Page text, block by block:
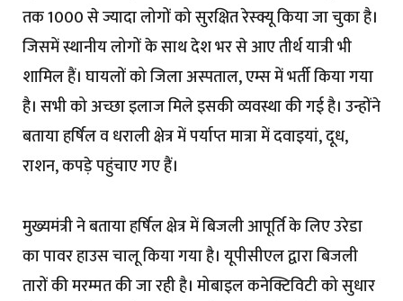
तक 1000 से ज्यादा लोगों को सुरक्षित रेस्क्यू किया जा चुका है।
जिसमें स्थानीय लोगों के साथ देश भर से आए तीर्थ यात्री भी
शामिल हैं। घायलों को जिला अस्पताल, एम्स में भर्ती किया गया
है। सभी को अच्छा इलाज मिले इसकी व्यवस्था की गई है। उन्होंने
बताया हर्षिल व धराली क्षेत्र में पर्याप्त मात्रा में दवाइयां, दूध,
राशन, कपड़े पहुंचाए गए हैं।
मुख्यमंत्री ने बताया हर्षिल क्षेत्र में बिजली आपूर्ति के लिए उरेडा
का पावर हाउस चालू किया गया है। यूपीसीएल द्वारा बिजली
तारों की मरम्मत की जा रही है। मोबाइल कनेक्टिविटी को सुधार